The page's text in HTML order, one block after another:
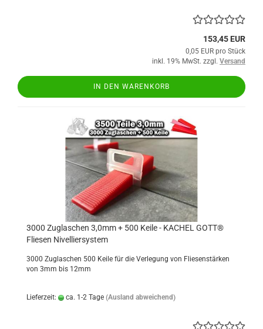
153,45 EUR
0,05 EUR pro Stück
inkl. 19% MwSt. zzgl. Versand
IN DEN WARENKORB
3000 Zuglaschen 3,0mm + 500 Keile - KACHEL GOTT®
Fliesen Nivelliersystem
3000 Zuglaschen 500 Keile für die Verlegung von Fliesenstärken
von 3mm bis 12mm
Lieferzeit: ca. 1-2 Tage (Ausland abweichend)